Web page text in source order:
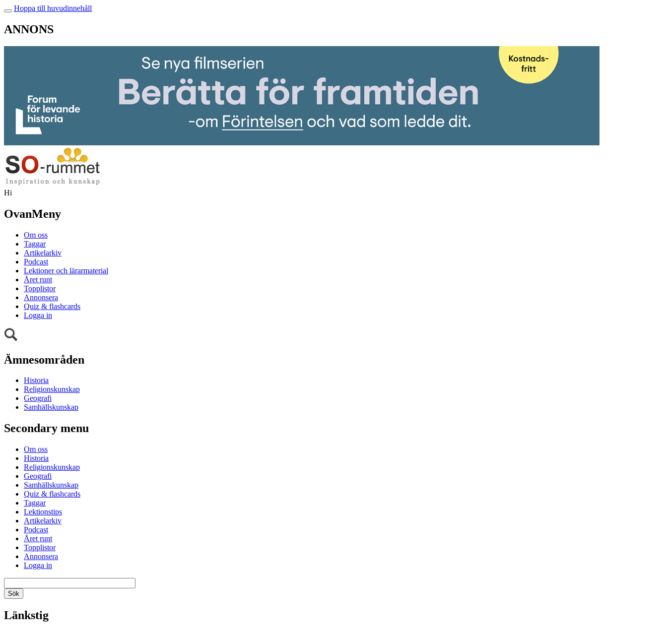
Hoppa till huvudinnehåll
ANNONS
Hi
OvanMeny
Om oss
Taggar
Artikelarkiv
Podcast
Lektioner och lärarmaterial
Året runt
Topplistor
Annonsera
Quiz & flashcards
Logga in
Ämnesområden
Historia
Religionskunskap
Geografi
Samhällskunskap
Secondary menu
Om oss
Historia
Religionskunskap
Geografi
Samhällskunskap
Quiz & flashcards
Taggar
Lektionstips
Artikelarkiv
Podcast
Året runt
Topplistor
Annonsera
Logga in
Länkstig